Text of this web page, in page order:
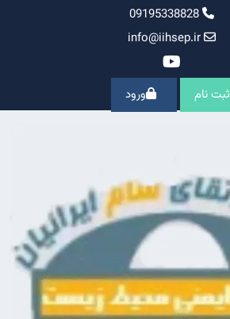
09195338828
info@iihsep.ir
ثبت نام ورود